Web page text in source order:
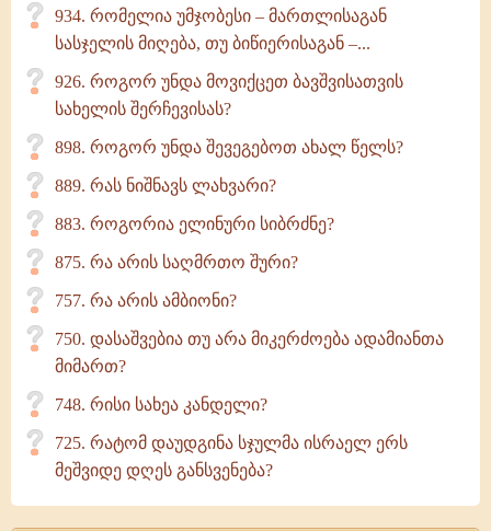
934. რომელია უმჯობესი – მართლისაგან
სასჯელის მიღება, თუ ბიწიერისაგან –...
926. როგორ უნდა მოვიქცეთ ბავშვისათვის
სახელის შერჩევისას?
898. როგორ უნდა შევეგებოთ ახალ წელს?
889. რას ნიშნავს ლახვარი?
883. როგორია ელინური სიბრძნე?
875. რა არის საღმრთო შური?
757. რა არის ამბიონი?
750. დასაშვებია თუ არა მიკერძოება ადამიანთა
მიმართ?
748. რისი სახეა კანდელი?
725. რატომ დაუდგინა სჯულმა ისრაელ ერს
მეშვიდე დღეს განსვენება?